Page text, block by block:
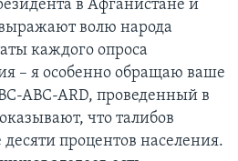
в Афганистане и
волю народа
каждого опроса
– я особенно обращаю ваше
ABC-ARD, проведенный в
что талибов
процентов населения.